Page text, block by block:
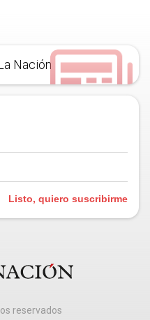
Nación
Listo, quiero suscribirme
reservados